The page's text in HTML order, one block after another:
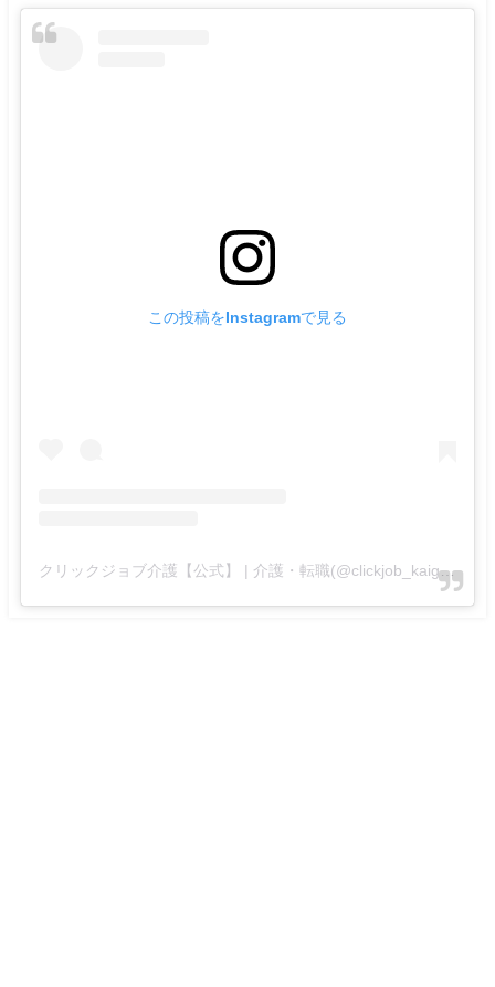
この投稿をInstagramで見る
クリックジョブ介護【公式】 | 介護・転職(@clickjob_kaigo_official)がシェアした投稿